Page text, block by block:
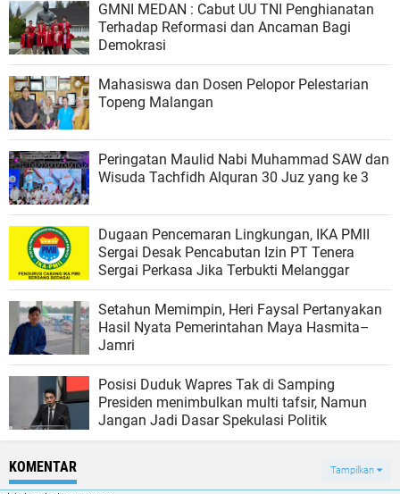
GMNI MEDAN : Cabut UU TNI Penghianatan
Terhadap Reformasi dan Ancaman Bagi
Demokrasi
Mahasiswa dan Dosen Pelopor Pelestarian
Topeng Malangan
Peringatan Maulid Nabi Muhammad SAW dan
Wisuda Tachfidh Alquran 30 Juz yang ke 3
Dugaan Pencemaran Lingkungan, IKA PMII
Sergai Desak Pencabutan Izin PT Tenera
Sergai Perkasa Jika Terbukti Melanggar
Setahun Memimpin, Heri Faysal Pertanyakan
Hasil Nyata Pemerintahan Maya Hasmita–
Jamri
Posisi Duduk Wapres Tak di Samping
Presiden menimbulkan multi tafsir, Namun
Jangan Jadi Dasar Spekulasi Politik
KOMENTAR Tampilkan